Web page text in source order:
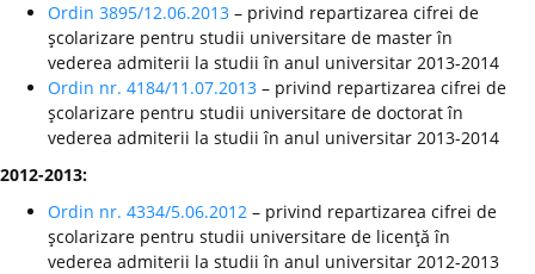
Ordin 3895/12.06.2013 – privind repartizarea cifrei de
şcolarizare pentru studii universitare de master în
vederea admiterii la studii în anul universitar 2013-2014
Ordin nr. 4184/11.07.2013 – privind repartizarea cifrei de
şcolarizare pentru studii universitare de doctorat în
vederea admiterii la studii în anul universitar 2013-2014
2012-2013:
Ordin nr. 4334/5.06.2012 – privind repartizarea cifrei de
şcolarizare pentru studii universitare de licenţă în
vederea admiterii la studii în anul universitar 2012-2013